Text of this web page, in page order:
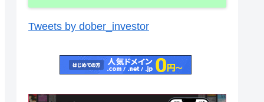
Tweets by dober_investor